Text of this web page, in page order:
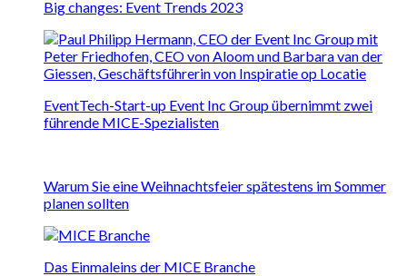
Big changes: Event Trends 2023
EventTech-Start-up Event Inc Group übernimmt zwei
führende MICE-Spezialisten
Warum Sie eine Weihnachtsfeier spätestens im Sommer
planen sollten
Das Einmaleins der MICE Branche